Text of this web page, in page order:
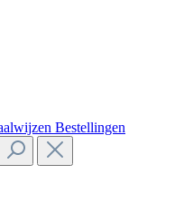
Bestellingen